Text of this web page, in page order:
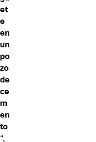
et
e
en
un
po
zo
de
ce
m
en
to
“,